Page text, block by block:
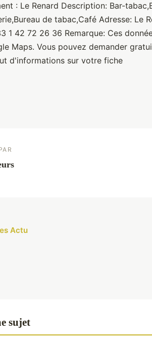
: Le Renard Description: Bar-
de tabac,Café Adresse: Le
1 42 72 26 36 Remarque: Ces
Maps. Vous pouvez demander
d'informations sur votre fiche
Actu
sujet